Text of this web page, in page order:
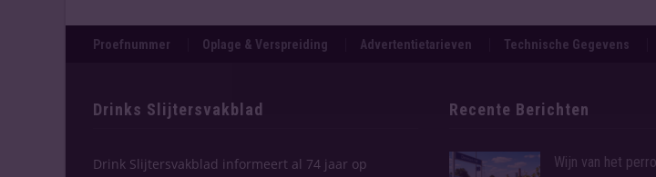
Proefnummer Oplage & Verspreiding Advertentietarieven Technische Gegevens
Drinks Slijtersvakblad
Drink Slijtersvakblad informeert al 74 jaar op
Recente Berichten
Wijn van het